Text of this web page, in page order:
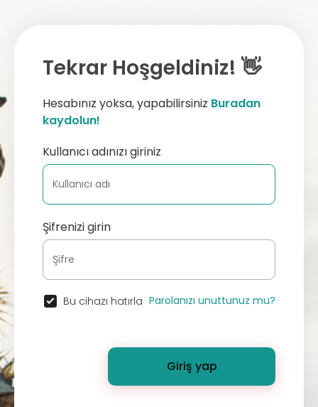
Tekrar Hoşgeldiniz! 👋
Hesabınız yoksa, yapabilirsiniz Buradan
kaydolun!
Kullanıcı adınızı giriniz
Şifrenizi girin
Bu cihazı hatırla Parolanızı unuttunuz mu?
Giriş yap